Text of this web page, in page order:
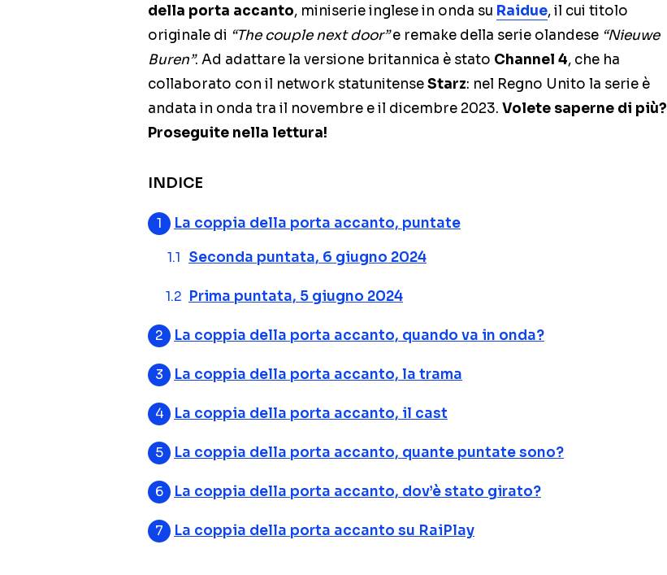
della porta accanto, miniserie inglese in onda su Raidue, il cui titolo
originale di “The couple next door”e remake della serie olandese “Nieuwe
Buren”. Ad adattare la versione britannica è stato Channel 4, che ha
collaborato con il network statunitenseStarz: nel Regno Unito la serie è
andata in onda tra il novembre e il dicembre 2023. Volete saperne di più?
Proseguite nella lettura!
INDICE
La coppia della porta accanto, puntate
Seconda puntata, 6 giugno 2024
Prima puntata, 5 giugno 2024
La coppia della porta accanto, quando va in onda?
La coppia della porta accanto, la trama
La coppia della porta accanto, il cast
La coppia della porta accanto, quante puntate sono?
La coppia della porta accanto, dov’è stato girato?
La coppia della porta accanto su RaiPlay